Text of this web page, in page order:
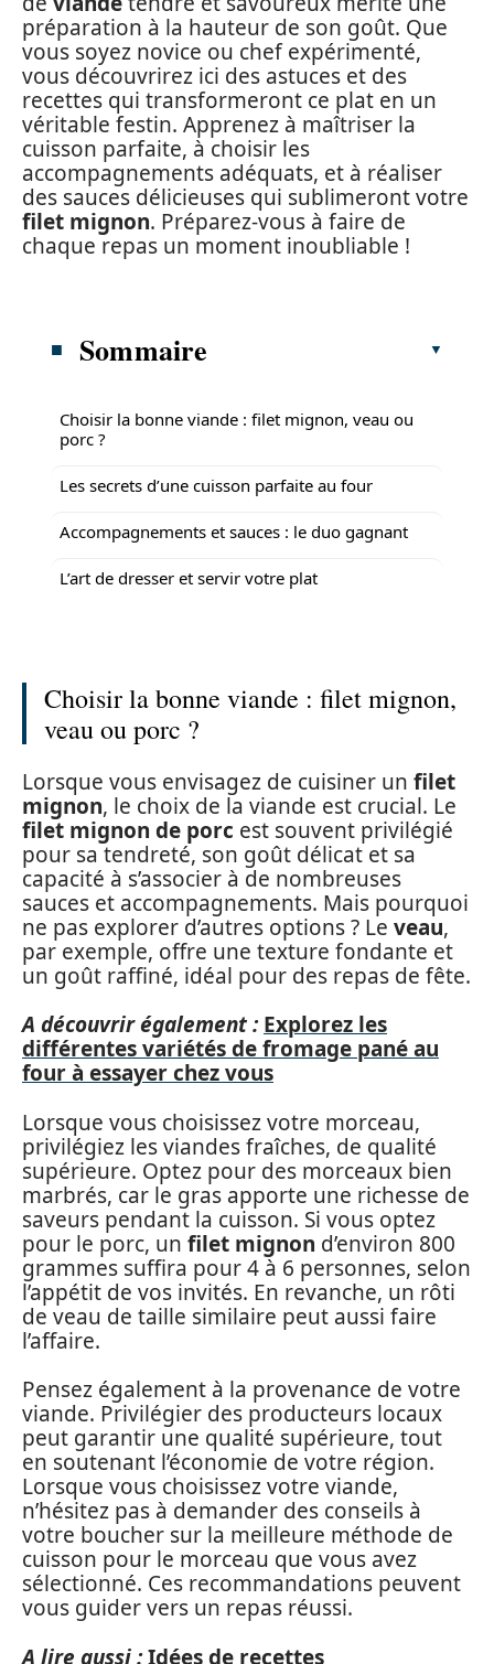
préparation à la hauteur de son goût. Que
vous soyez novice ou chef expérimenté,
vous découvrirez ici des astuces et des
recettes qui transformeront ce plat en un
véritable festin. Apprenez à maîtriser la
cuisson parfaite, à choisir les
accompagnements adéquats, et à réaliser
des sauces délicieuses qui sublimeront votre
filet mignon. Préparez-vous à faire de
chaque repas un moment inoubliable !
Sommaire
Choisir la bonne viande : filet mignon, veau ou
porc ?
Les secrets d’une cuisson parfaite au four
Accompagnements et sauces : le duo gagnant
L’art de dresser et servir votre plat
Choisir la bonne viande : filet mignon,
veau ou porc ?
Lorsque vous envisagez de cuisiner un filet
mignon, le choix de la viande est crucial. Le
filet mignon de porc est souvent privilégié
pour sa tendreté, son goût délicat et sa
capacité à s’associer à de nombreuses
sauces et accompagnements. Mais pourquoi
ne pas explorer d’autres options ? Le veau,
par exemple, offre une texture fondante et
un goût raffiné, idéal pour des repas de fête.
A découvrir également : Explorez les
différentes variétés de fromage pané au
four à essayer chez vous
Lorsque vous choisissez votre morceau,
privilégiez les viandes fraîches, de qualité
supérieure. Optez pour des morceaux bien
marbrés, car le gras apporte une richesse de
saveurs pendant la cuisson. Si vous optez
pour le porc, un filet mignon d’environ 800
grammes suffira pour 4 à 6 personnes, selon
l’appétit de vos invités. En revanche, un rôti
de veau de taille similaire peut aussi faire
l’affaire.
Pensez également à la provenance de votre
viande. Privilégier des producteurs locaux
peut garantir une qualité supérieure, tout
en soutenant l’économie de votre région.
Lorsque vous choisissez votre viande,
n’hésitez pas à demander des conseils à
votre boucher sur la meilleure méthode de
cuisson pour le morceau que vous avez
sélectionné. Ces recommandations peuvent
vous guider vers un repas réussi.
A lire aussi :Idées de recettes